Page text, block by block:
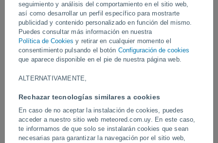
seguimiento y análisis del comportamiento en el sitio web,
así como desarrollar un perfil específico para mostrarte
publicidad y contenido personalizado en función del mismo.
Puedes consultar más información en nuestra
Política de Cookies y retirar en cualquier momento el
consentimiento pulsando el botón Configuración de cookies
que aparece disponible en el pie de nuestra página web.
ALTERNATIVAMENTE,
Rechazar tecnologías similares a cookies
En caso de no aceptar la instalación de cookies, puedes
acceder a nuestro sitio web meteored.com.uy. En este caso,
te informamos de que solo se instalarán cookies que sean
necesarias para garantizar la navegación por el sitio web,
Impresionantes imágenes muestran la formación de un tornado
tipo landspout sobre Thai Binh, Vietnam. Observá cómo este
imponente vórtice toca tierra, dejando en evidencia la fuerza de
los fenómenos meteorológicos severos y la inestabilidad
atmosférica.
Vídeos